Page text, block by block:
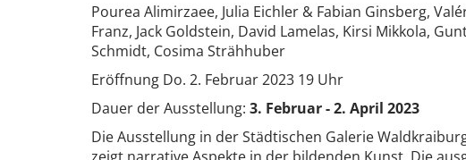
Pourea Alimirzaee, Julia Eichler & Fabian Ginsberg,
Franz, Jack Goldstein, David Lamelas, Kirsi Mikkola,
Schmidt, Cosima Strähhuber
Eröffnung Do. 2. Februar 2023 19 Uhr
Dauer der Ausstellung: 3. Februar - 2. April 2023
Die Ausstellung in der Städtischen Galerie